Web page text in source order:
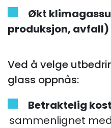
Økt
produksjon, avfall)
Ved å velge
glass oppnås:
Betraktelig
sammenlignet